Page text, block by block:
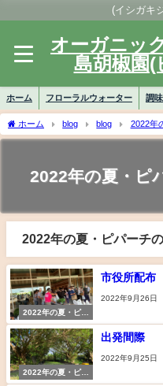
(イシガキ
オーガニッ
島胡椒園(
ホーム フローラルウォーター 調
ホーム blog blog 2022年
2022年の夏・ピ
2022年の夏・ピパーチ
2022年の夏・ピパ
ーチの苗づくり
市役所配布
2022年9月26日
2022年の夏・ピパ
ーチの苗づくり
出発間際
2022年9月25日